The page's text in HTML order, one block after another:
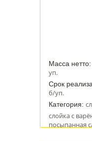
Масса нетто:
уп.
Срок
б/уп.
Категория:
слойка с
посыпанная